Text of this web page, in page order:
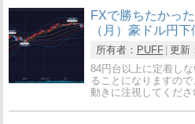
FXで勝ちたかっ
（月）豪ドル円下
所有者： PUFF 更新
84円台以上に定着し
ることになりますの
動きに注視してくださ